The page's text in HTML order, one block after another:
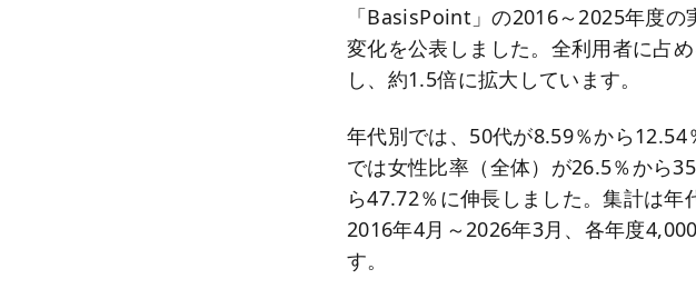
「BasisPoint」の2016～2025年度
変化を公表しました。全利用者に占
し、約1.5倍に拡大しています。
年代別では、50代が8.59％から
では女性比率（全体）が26.5％から
ら47.72％に伸長しました。集計は
2016年4月～2026年3月、各年度
す。